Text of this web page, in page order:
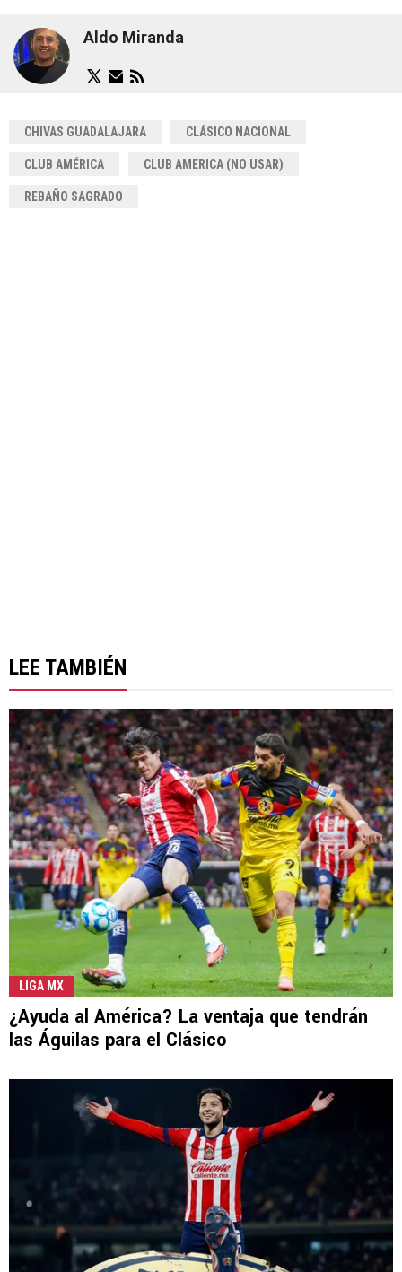
Aldo Miranda
CHIVAS GUADALAJARA CLÁSICO NACIONAL
CLUB AMÉRICA CLUB AMERICA (NO USAR)
REBAÑO SAGRADO
LEE TAMBIÉN
LIGA MX
¿Ayuda al América? La ventaja que tendrán
las Águilas para el Clásico